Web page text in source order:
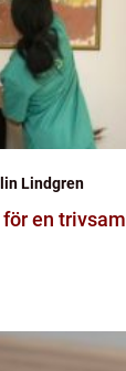
Lindgren
en trivsam